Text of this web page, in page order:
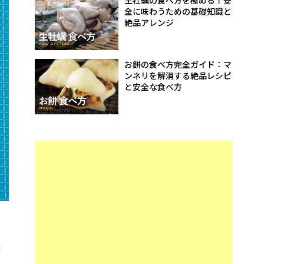
全に味わうための基礎知識と
絶品アレンジ
お餅の食べ方完全ガイド：マ
ンネリを解消する絶品レシピ
と安全な食べ方